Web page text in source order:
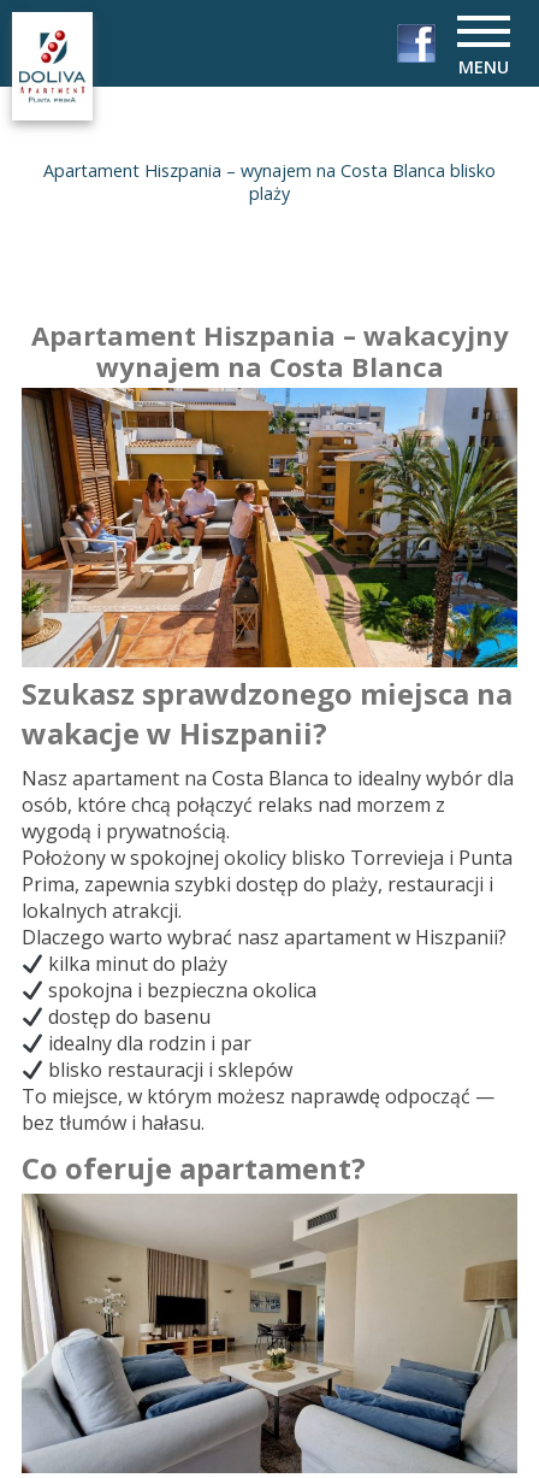
MENU
Apartament Hiszpania – wynajem na Costa Blanca blisko
plaży
Apartament Hiszpania – wakacyjny
wynajem na Costa Blanca
Szukasz sprawdzonego miejsca na
wakacje w Hiszpanii?
Nasz apartament na Costa Blanca to idealny wybór dla
osób, które chcą połączyć relaks nad morzem z
wygodą i prywatnością.
Położony w spokojnej okolicy blisko Torrevieja i Punta
Prima, zapewnia szybki dostęp do plaży, restauracji i
lokalnych atrakcji.
Dlaczego warto wybrać nasz apartament w Hiszpanii?
kilka minut do plaży
spokojna i bezpieczna okolica
dostęp do basenu
idealny dla rodzin i par
blisko restauracji i sklepów
To miejsce, w którym możesz naprawdę odpocząć —
bez tłumów i hałasu.
Co oferuje apartament?